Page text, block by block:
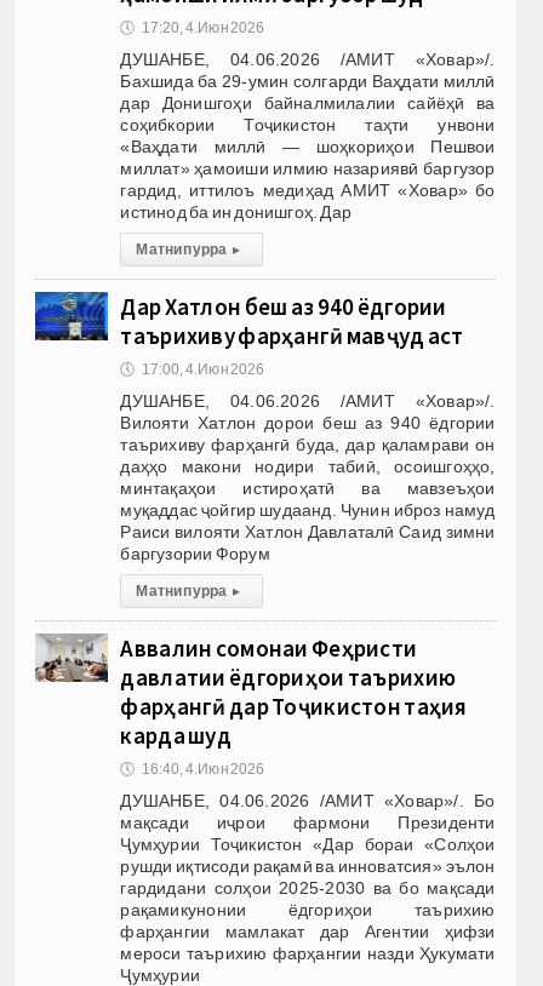
🕔 17:20, 4.Июн 2026
ДУШАНБЕ, 04.06.2026 /АМИТ «Ховар»/.
Бахшида ба 29-умин солгарди Ваҳдати миллӣ
дар Донишгоҳи байналмилалии сайёҳӣ ва
соҳибкории Тоҷикистон таҳти унвони
«Ваҳдати миллӣ — шоҳкориҳои Пешвои
миллат» ҳамоиши илмию назариявӣ баргузор
гардид, иттилоъ медиҳад АМИТ «Ховар» бо
истинод ба ин донишгоҳ. Дар
Матни пурра ▸
Дар Хатлон беш аз 940 ёдгории
таърихиву фарҳангӣ мавҷуд аст
🕔 17:00, 4.Июн 2026
ДУШАНБЕ, 04.06.2026 /АМИТ «Ховар»/.
Вилояти Хатлон дорои беш аз 940 ёдгории
таърихиву фарҳангӣ буда, дар қаламрави он
даҳҳо макони нодири табиӣ, осоишгоҳҳо,
минтақаҳои истироҳатӣ ва мавзеъҳои
муқаддас ҷойгир шудаанд. Чунин иброз намуд
Раиси вилояти Хатлон Давлаталӣ Саид зимни
баргузории Форум
Матни пурра ▸
Аввалин сомонаи Феҳристи
давлатии ёдгориҳои таърихию
фарҳангӣ дар Тоҷикистон таҳия
карда шуд
🕔 16:40, 4.Июн 2026
ДУШАНБЕ, 04.06.2026 /АМИТ «Ховар»/. Бо
мақсади иҷрои фармони Президенти
Ҷумҳурии Тоҷикистон «Дар бораи «Солҳои
рушди иқтисоди рақамӣ ва инноватсия» эълон
гардидани солҳои 2025-2030 ва бо мақсади
рақамикунонии ёдгориҳои таърихию
фарҳангии мамлакат дар Агентии ҳифзи
мероси таърихию фарҳангии назди Ҳукумати
Ҷумҳурии